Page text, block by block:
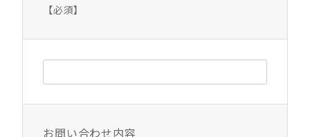
【必須】
お問い合わせ内容